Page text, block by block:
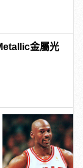
金屬光